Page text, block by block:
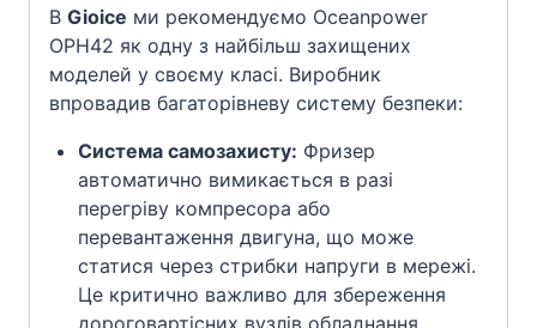
В Gioice ми рекомендуємо Oceanpower
OPH42 як одну з найбільш захищених
моделей у своєму класі. Виробник
впровадив багаторівневу систему безпеки:
Система самозахисту: Фризер
автоматично вимикається в разі
перегріву компресора або
перевантаження двигуна, що може
статися через стрибки напруги в мережі.
Це критично важливо для збереження
дороговартісних вузлів обладнання.